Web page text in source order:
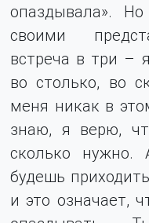
опаздывала».
своими
встреча в три –
во столько, во
меня никак в
знаю, я верю,
сколько
будешь
и это означает,